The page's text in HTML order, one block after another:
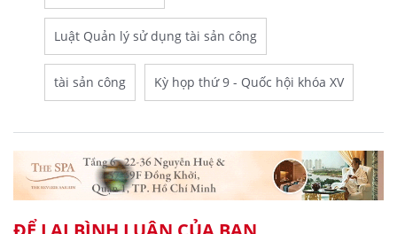
Luật Quản lý sử dụng tài sản công
tài sản công Kỳ họp thứ 9 - Quốc hội khóa XV